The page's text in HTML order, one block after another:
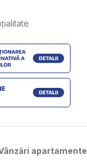
apartamente